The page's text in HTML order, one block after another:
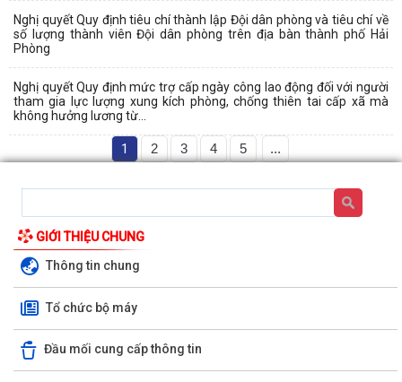
Nghị quyết Quy định tiêu chí thành lập Đội dân phòng và tiêu chí về
số lượng thành viên Đội dân phòng trên địa bàn thành phố Hải
Phòng
Nghị quyết Quy định mức trợ cấp ngày công lao động đối với người
tham gia lực lượng xung kích phòng, chống thiên tai cấp xã mà
không hưởng lương từ...
1 2 3 4 5 ...
GIỚI THIỆU CHUNG
Thông tin chung
Tổ chức bộ máy
Đầu mối cung cấp thông tin